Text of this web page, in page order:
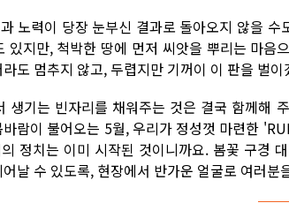
노력이 당장 눈부신 결과로 돌아오지 않을
있지만, 척박한 땅에 먼저 씨앗을 뿌리는 마음
도 멈추지 않고, 두렵지만 기꺼이 이 판을 벌이
생기는 빈자리를 채워주는 것은 결국 함께해
람이 불어오는 5월, 우리가 정성껏 마련한
정치는 이미 시작된 것이니까요. 봄꽃 구경
날 수 있도록, 현장에서 반가운 얼굴로 여러분